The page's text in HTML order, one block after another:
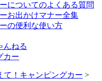
についてのよくある質問
お出かけマナー全集
の便利な使い方
んねる
カー
て！キャンピングカー >